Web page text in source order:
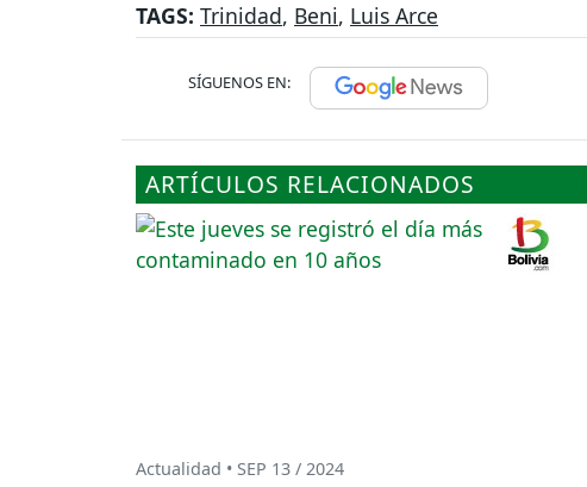
TAGS: Trinidad, Beni, Luis Arce
SÍGUENOS EN:
ARTÍCULOS RELACIONADOS
Actualidad • SEP 13 / 2024